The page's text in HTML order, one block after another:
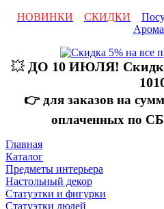
НОВИНКИ
СКИДКИ
💥 ДО 10 ИЮЛЯ!
👉 для заказов на
оплаченных по
Главная
Каталог
Предметы интерьера
Настольный декор
Статуэтки и фигурки
Статуэтки людей